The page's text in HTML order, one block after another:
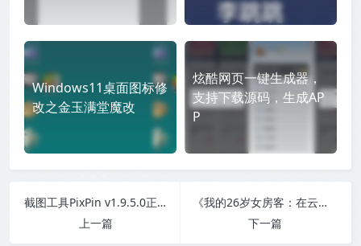
Windows11桌面图标修
改之金玉满堂魔改
炫酷网页一键生成器，
支持下载源码，生成AP
P
截图工具PixPin v1.9.5.0正式版
上一篇
《我的26岁女房客：在云端》中文版
下一篇